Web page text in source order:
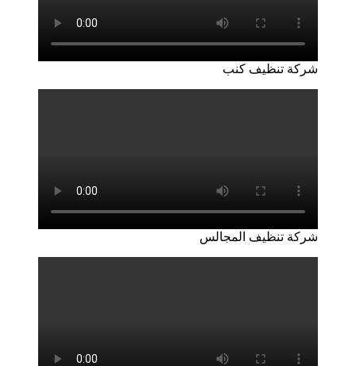
شركة تنظيف كنب
شركة تنظيف المجالس